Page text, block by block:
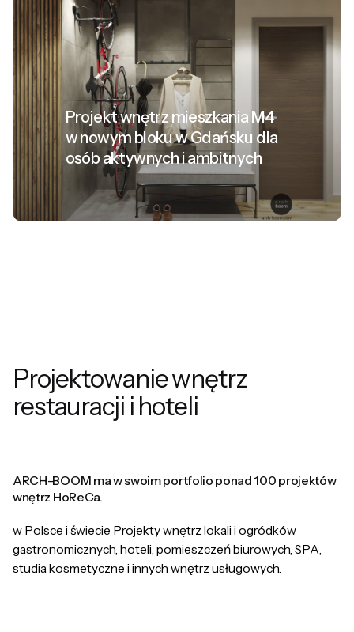
Projekt wnętrz mieszkania M4
w nowym bloku w Gdańsku dla
osób aktywnych i ambitnych
Projektowanie wnętrz
restauracji i hoteli
ARCH-BOOM ma w swoim portfolio ponad 100 projektów
wnętrz HoReCa.
w Polsce i świecie Projekty wnętrz lokali i ogródków
gastronomicznych, hoteli, pomieszczeń biurowych, SPA,
studia kosmetyczne i innych wnętrz usługowych.